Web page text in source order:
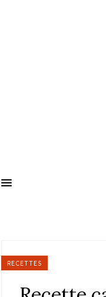
RECETTES